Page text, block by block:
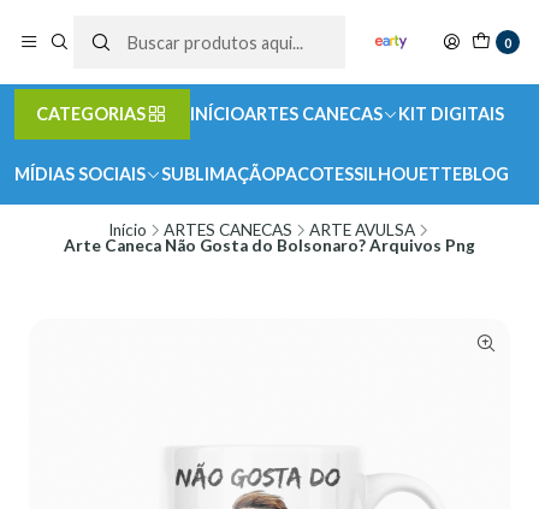
0
CATEGORIAS INÍCIOARTES CANECAS KIT DIGITAIS
MÍDIAS SOCIAIS SUBLIMAÇÃOPACOTESSILHOUETTEBLOG
Início ARTES CANECAS
ARTE AVULSA
Arte Caneca Não Gosta do Bolsonaro? Arquivos Png